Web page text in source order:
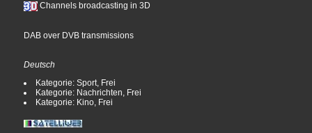
Channels broadcasting in 3D
DAB over DVB transmissions
Deutsch
Kategorie: Sport, Frei
Kategorie: Nachrichten, Frei
Kategorie: Kino, Frei